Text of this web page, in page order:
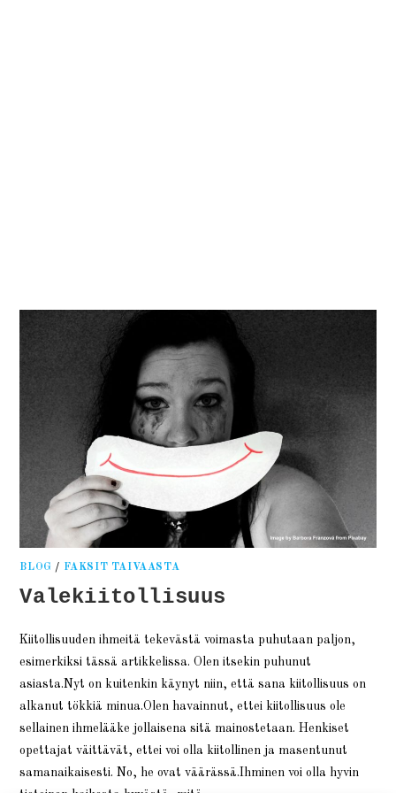
BLOG / FAKSIT TAIVAASTA
Valekiitollisuus
Kiitollisuuden ihmeitä tekevästä voimasta puhutaan paljon,
esimerkiksi tässä artikkelissa. Olen itsekin puhunut
asiasta.Nyt on kuitenkin käynyt niin, että sana kiitollisuus on
alkanut tökkiä minua.Olen havainnut, ettei kiitollisuus ole
sellainen ihmelääke jollaisena sitä mainostetaan. Henkiset
opettajat väittävät, ettei voi olla kiitollinen ja masentunut
samanaikaisesti. No, he ovat väärässä.Ihminen voi olla hyvin